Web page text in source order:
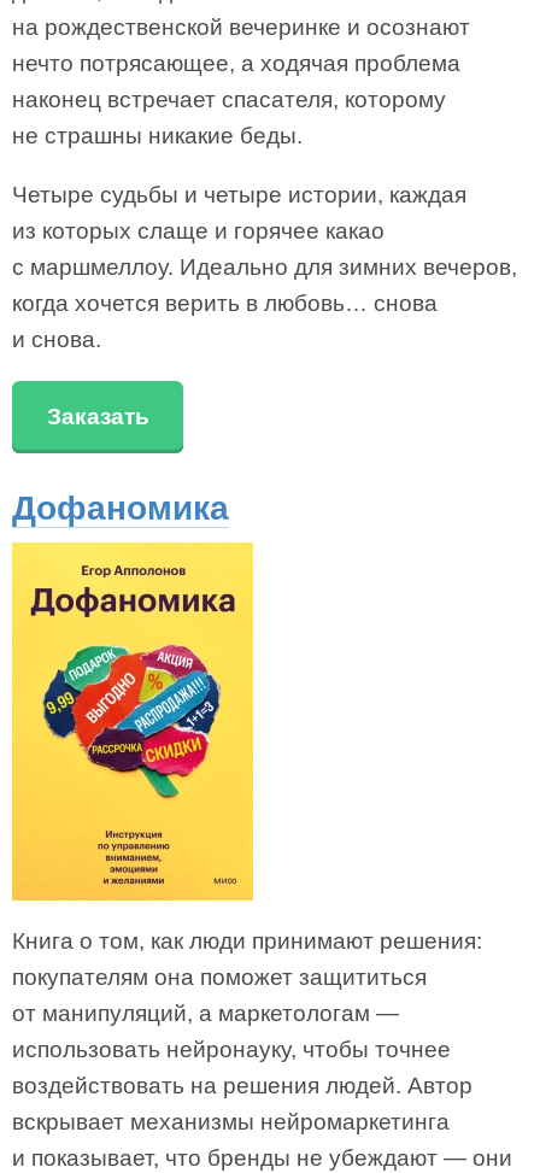
на рождественской вечеринке и осознают
нечто потрясающее, а ходячая проблема
наконец встречает спасателя, которому
не страшны никакие беды.
Четыре судьбы и четыре истории, каждая
из которых слаще и горячее какао
с маршмеллоу. Идеально для зимних вечеров,
когда хочется верить в любовь… снова
и снова.
Заказать
Дофаномика
Книга о том, как люди принимают решения:
покупателям она поможет защититься
от манипуляций, а маркетологам —
использовать нейронауку, чтобы точнее
воздействовать на решения людей. Автор
вскрывает механизмы нейромаркетинга
и показывает, что бренды не убеждают — они